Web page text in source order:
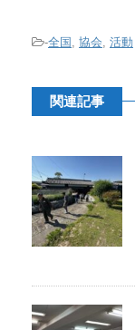
-全国 , 協会, 活動
関連記事